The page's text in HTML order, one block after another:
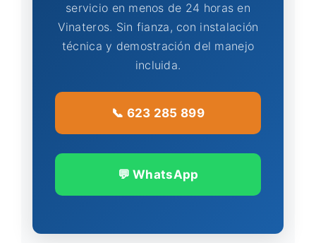
servicio en menos de 24 horas en
Vinateros. Sin fianza, con instalación
técnica y demostración del manejo
incluida.
📞 623 285 899
💬 WhatsApp